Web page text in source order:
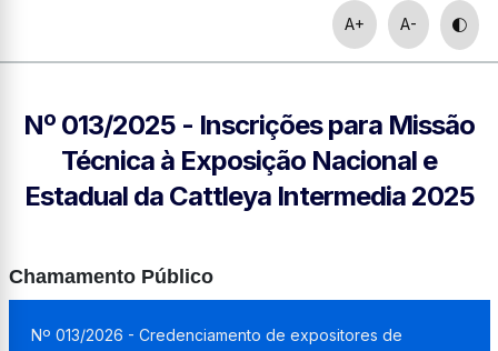
A+ A-
Nº 013/2025 - Inscrições para Missão
Técnica à Exposição Nacional e
Estadual da Cattleya Intermedia 2025
Chamamento Público
Nº 013/2026 - Credenciamento de expositores de